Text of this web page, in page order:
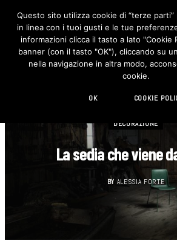
DECORAZIONE
La sedia che viene
BY ALESSIA FORTE
Questo sito utilizza cookie di “terze
in linea con i tuoi gusti e le tue
informazioni clicca il tasto a lato "Cookie
banner (con il tasto "OK"), cliccando su
nella navigazione in altra modo,
cookie.
OK COOKIE